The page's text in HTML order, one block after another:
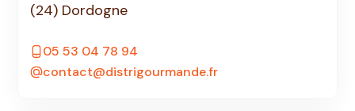
(24) Dordogne
05 53 04 78 94
contact@distrigourmande.fr